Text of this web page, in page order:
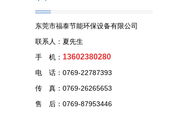
东莞市福泰节能环保设备有限公司
联系人：夏先生
手 机： 13602380280
电 话：0769-22787393
传 真：0769-26265653
售 后：0769-87953446